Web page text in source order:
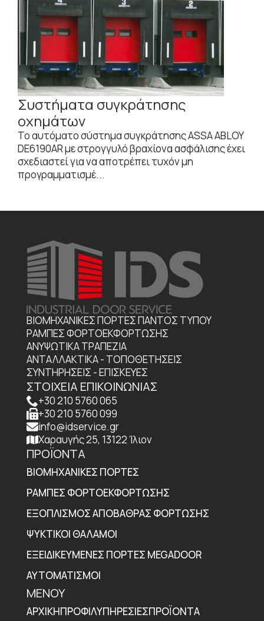
Συστήματα συγκράτησης
οχημάτων
Το αυτόματο σύστημα συγκράτησης ASSA ABLOY
DE6190AR με στρογγυλό βραχίονα ασφάλισης έχει
σχεδιαστεί για να αποτρέπει τυχόν μη
προγραμματισμέ...
ΜΕΝΟΥ
ΑΡΧΙΚΉΠΡΟΦΊΛΥΠΗΡΕΣΊΕΣΠΡΟΪΌΝΤΑ
ΠΡΟΪΟΝΤΑ
ΒΙΟΜΗΧΑΝΙΚΈΣ ΠΌΡΤΕΣ
ΡΆΜΠΕΣ ΦΟΡΤΟΕΚΦΌΡΤΩΣΗΣ
ΕΞΟΠΛΙΣΜΌΣ ΑΠΟΒΆΘΡΑΣ ΦΌΡΤΩΣΗΣ
ΨΥΚΤΙΚΟΊ ΘΆΛΑΜΟΙ
ΕΞΕΙΔΙΚΕΥΜΈΝΕΣ ΠΌΡΤΕΣ MEGADOOR
ΑΥΤΟΜΑΤΙΣΜΟΊ
ΣΤΟΙΧΕΙΑ ΕΠΙΚΟΙΝΩΝΙΑΣ
+30 210 5760 065
+30 210 5760 099
info@idservice.gr
Χαραυγής 25, 13122 Ίλιον
ΒΙΟΜΗΧΑΝΙΚΕΣ ΠΟΡΤΕΣ ΠΑΝΤΟΣ ΤΥΠΟΥ
ΡΑΜΠΕΣ ΦΟΡΤΟΕΚΦΟΡΤΩΣΗΣ
ΑΝΥΨΩΤΙΚΑ ΤΡΑΠΕΖΙΑ
ΑΝΤΑΛΛΑΚΤΙΚΑ - ΤΟΠΟΘΕΤΗΣΕΙΣ
ΣΥΝΤΗΡΗΣΕΙΣ - ΕΠΙΣΚΕΥΕΣ